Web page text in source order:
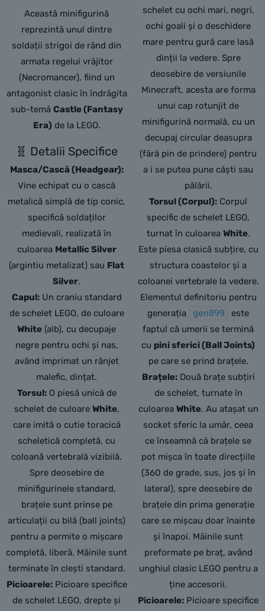
Această minifigurină
reprezintă unul dintre
soldații strigoi de rând din
armata regelui vrăjitor
(Necromancer), fiind un
antagonist clasic în îndrăgita
sub-temă Castle (Fantasy
Era) de la LEGO.
🧬 Detalii Specifice
Masca/Cască (Headgear):
Vine echipat cu o cască
metalică simplă de tip conic,
specifică soldaților
medievali, realizată în
culoarea Metallic Silver
(argintiu metalizat) sau Flat
Silver.
Capul:Un craniu standard
de schelet LEGO, de culoare
White (alb), cu decupaje
negre pentru ochi și nas,
având imprimat un rânjet
malefic, dințat.
Torsul:O piesă unică de
schelet de culoare White,
care imită o cutie toracică
scheletică completă, cu
coloană vertebrală vizibilă.
Spre deosebire de
minifigurinele standard,
brațele sunt prinse pe
articulații cu bilă (ball joints)
pentru a permite o mișcare
completă, liberă. Mâinile sunt
terminate în clești standard.
Picioarele:Picioare specifice
de schelet LEGO, drepte și
schelet cu ochi mari, negri,
ochi goali și o deschidere
mare pentru gură care lasă
dinții la vedere. Spre
deosebire de versiunile
Minecraft, acesta are forma
unui cap rotunjit de
minifigurină normală, cu un
decupaj circular deasupra
(fără pin de prindere) pentru
a i se putea pune căști sau
pălării.
Torsul (Corpul): Corpul
specific de schelet LEGO,
turnat în culoarea White.
Este piesa clasică subțire, cu
structura coastelor și a
coloanei vertebrale la vedere.
Elementul definitoriu pentru
generația
gen099
este
faptul că umerii se termină
cu pini sferici (Ball Joints)
pe care se prind brațele.
Brațele:Două brațe subțiri
de schelet, turnate în
culoarea White. Au atașat un
socket sferic la umăr, ceea
ce înseamnă că brațele se
pot mișca în toate direcțiile
(360 de grade, sus, jos și în
lateral), spre deosebire de
brațele din prima generație
care se mișcau doar înainte
și înapoi. Mâinile sunt
preformate pe braț, având
unghiul clasic LEGO pentru a
ține accesorii.
Picioarele: Picioare specifice